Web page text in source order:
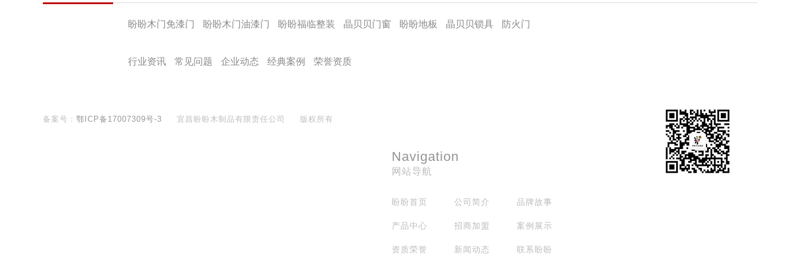
盼盼木门免漆门 盼盼木门油漆门 盼盼福临整装 晶贝贝门窗 盼盼地板 晶贝贝锁具 防火门
行业资讯 常见问题 企业动态 经典案例 荣誉资质
备案号： 鄂ICP备17007309号-3 宜昌盼盼木制品有限责任公司 版权所有
Navigation
网站导航
盼盼首页 公司简介 品牌故事
产品中心 招商加盟 案例展示
资质荣誉 新闻动态 联系盼盼